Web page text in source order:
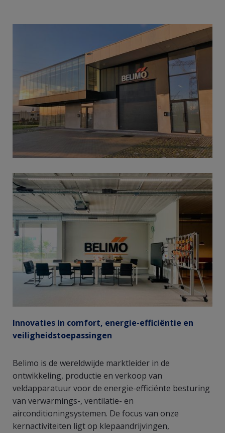
Innovaties in comfort, energie-efficiëntie en
veiligheidstoepassingen
Belimo is de wereldwijde marktleider in de
ontwikkeling, productie en verkoop van
veldapparatuur voor de energie-efficiënte besturing
van verwarmings-, ventilatie- en
airconditioningsystemen. De focus van onze
kernactiviteiten ligt op klepaandrijvingen,